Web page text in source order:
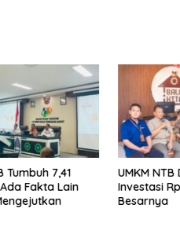
Tumbuh 7,41
Fakta Lain
UMKM NTB
Investasi
Besarnya